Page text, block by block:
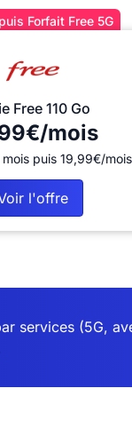
Forfait Free 5G
Free 110 Go
mois
puis 19,99€/mois
l'offre
services (5G,